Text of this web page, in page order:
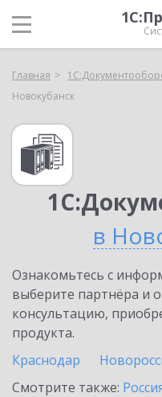
Главная
Новокубанск
в
Ознакомьтесь с
выберите партнёра и
консультацию,
продукта.
Краснодар
Смотрите также: